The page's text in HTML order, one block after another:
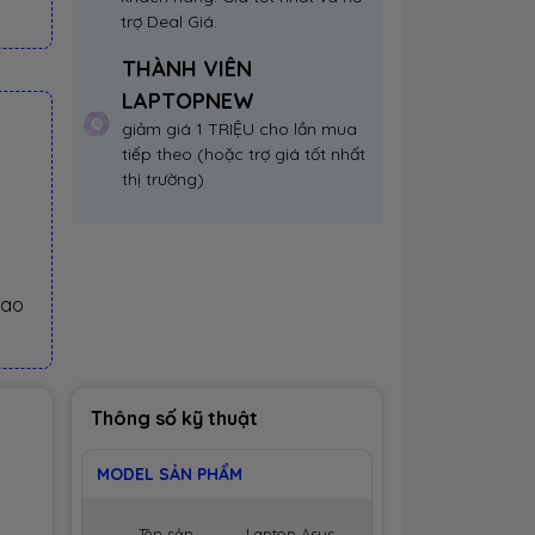
trợ Deal Giá.
THÀNH VIÊN
LAPTOPNEW
giảm giá 1 TRIỆU cho lần mua
tiếp theo (hoặc trợ giá tốt nhất
thị trường)
Thông số kỹ thuật
MODEL SẢN PHẨM